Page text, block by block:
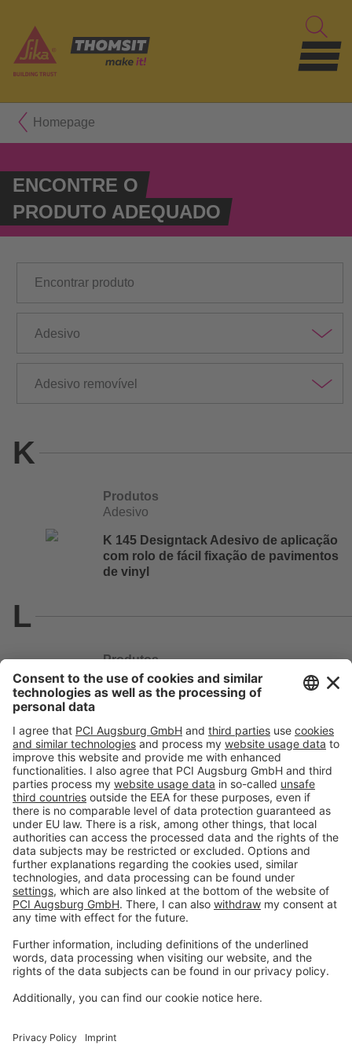
Homepage
ENCONTRE O
PRODUTO ADEQUADO
Adesivo
Adesivo removível
K
Produtos
Adesivo
K 145 Designtack Adesivo de aplicação
com rolo de fácil fixação de pavimentos
de vinyl
L
Produtos
Adesivo
L 240 D Adesivo de linóleo em
rolo ou ladrilho
Produtos
Ferramentas
Sobre THOMSIT
Contato